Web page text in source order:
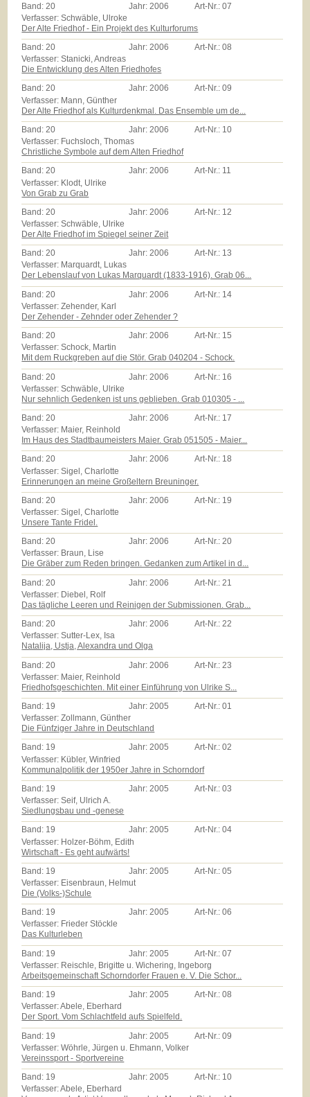
Band: 20 Jahr: 2006 Art-Nr.:07
Verfasser: Schwäble, Ulroke
Der Alte Friedhof - Ein Projekt des Kulturforums
Band:20 Jahr:2006 Art-Nr.:08
Verfasser: Stanicki, Andreas
Die Entwicklung des Alten Friedhofes
Band:20 Jahr:2006 Art-Nr.:09
Verfasser: Mann, Günther
Der Alte Friedhof als Kulturdenkmal. Das Ensemble um de...
Band:20 Jahr:2006 Art-Nr.: 10
Verfasser: Fuchsloch, Thomas
Christliche Symbole auf dem Alten Friedhof
Band:20 Jahr:2006 Art-Nr.: 11
Verfasser: Klodt, Ulrike
Von Grab zu Grab
Band: 20 Jahr: 2006 Art-Nr.: 12
Verfasser: Schwäble, Ulrike
Der Alte Friedhof im Spiegel seiner Zeit
Band:20 Jahr:2006 Art-Nr.: 13
Verfasser: Marquardt, Lukas
Der Lebenslauf von Lukas Marquardt (1833-1916). Grab 06...
Band: 20 Jahr: 2006 Art-Nr.: 14
Verfasser: Zehender, Karl
Der Zehender - Zehnder oder Zehender ?
Band:20 Jahr:2006 Art-Nr.: 15
Verfasser: Schock, Martin
Mit dem Ruckgreben auf die Stör. Grab 040204 - Schock.
Band: 20 Jahr: 2006 Art-Nr.: 16
Verfasser: Schwäble, Ulrike
Nur sehnlich Gedenken ist uns geblieben. Grab 010305 - ...
Band:20 Jahr:2006 Art-Nr.: 17
Verfasser: Maier, Reinhold
Im Haus des Stadtbaumeisters Maier. Grab 051505 - Maier...
Band:20 Jahr:2006 Art-Nr.: 18
Verfasser: Sigel, Charlotte
Erinnerungen an meine Großeltern Breuninger.
Band:20 Jahr:2006 Art-Nr.: 19
Verfasser: Sigel, Charlotte
Unsere Tante Fridel.
Band:20 Jahr:2006 Art-Nr.:20
Verfasser: Braun, Lise
Die Gräber zum Reden bringen. Gedanken zum Artikel in d...
Band: 20 Jahr: 2006 Art-Nr.: 21
Verfasser: Diebel, Rolf
Das tägliche Leeren und Reinigen der Submissionen. Grab...
Band:20 Jahr:2006 Art-Nr.:22
Verfasser: Sutter-Lex, Isa
Natalija, Ustja, Alexandra und Olga
Band: 20 Jahr: 2006 Art-Nr.: 23
Verfasser: Maier, Reinhold
Friedhofsgeschichten. Mit einer Einführung von Ulrike S...
Band: 19 Jahr:2005 Art-Nr.:01
Verfasser: Zollmann, Günther
Die Fünfziger Jahre in Deutschland
Band: 19 Jahr:2005 Art-Nr.:02
Verfasser: Kübler, Winfried
Kommunalpolitik der 1950er Jahre in Schorndorf
Band: 19 Jahr:2005 Art-Nr.:03
Verfasser: Seif, Ulrich A.
Siedlungsbau und -genese
Band: 19 Jahr:2005 Art-Nr.:04
Verfasser: Holzer-Böhm, Edith
Wirtschaft - Es geht aufwärts!
Band: 19 Jahr: 2005 Art-Nr.:05
Verfasser: Eisenbraun, Helmut
Die (Volks-)Schule
Band: 19 Jahr:2005 Art-Nr.:06
Verfasser: Frieder Stöckle
Das Kulturleben
Band: 19 Jahr: 2005 Art-Nr.:07
Verfasser: Reischle, Brigitte u. Wichering, Ingeborg
Arbeitsgemeinschaft Schorndorfer Frauen e. V. Die Schor...
Band: 19 Jahr:2005 Art-Nr.:08
Verfasser: Abele, Eberhard
Der Sport. Vom Schlachtfeld aufs Spielfeld.
Band: 19 Jahr: 2005 Art-Nr.:09
Verfasser: Wöhrle, Jürgen u. Ehmann, Volker
Vereinssport - Sportvereine
Band: 19 Jahr:2005 Art-Nr.: 10
Verfasser: Abele, Eberhard